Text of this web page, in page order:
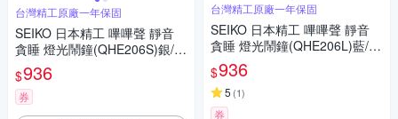
台灣精工原廠一年保固
SEIKO 日本精工 嗶嗶聲 靜音
貪睡 燈光鬧鐘(QHE206S)銀/9.
9X11.3cm
$936
券
台灣精工原廠一年保固
SEIKO 日本精工 嗶嗶聲 靜音
貪睡 燈光鬧鐘(QHE206L)藍/9.
9X11.3cm
$936
5 (1)
券